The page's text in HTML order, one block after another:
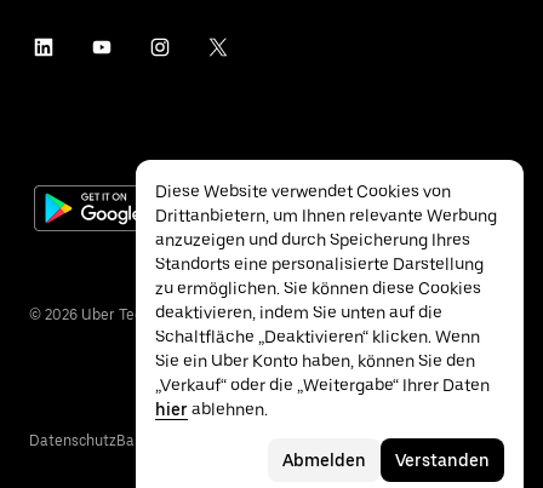
© 2026 Uber Technologies Inc.
DatenschutzBarrierefreiheit
Diese Website verwendet Cookies von
Drittanbietern, um Ihnen relevante Werbung
anzuzeigen und durch Speicherung Ihres
Standorts eine personalisierte Darstellung
zu ermöglichen. Sie können diese Cookies
deaktivieren, indem Sie unten auf die
Schaltfläche „Deaktivieren“ klicken. Wenn
Sie ein Uber Konto haben, können Sie den
„Verkauf“ oder die „Weitergabe“ Ihrer Daten
hierablehnen.
Abmelden Verstanden